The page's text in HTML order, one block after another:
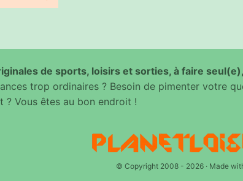
de sports, loisirs et sorties, à faire
trop ordinaires ? Besoin de pimenter votre
? Vous êtes au bon endroit !
© Copyright 2008 - 2026 · Made